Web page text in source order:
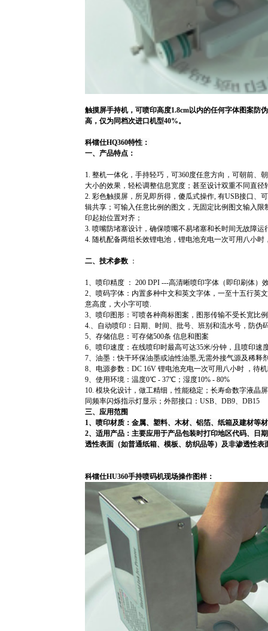
触摸屏手持机，可喷印高度1.8cm以内的任何字体图案防
高，仅为同档次进口机型40%。
科镭仕HQ360特性：
一、产品特点：
1. 整机一体化，手持轻巧，可360度任意方向，可朝前、
大小的效果，轻松调整信息宽度；甚至设计双重不同直
2. 彩色触摸屏，所见即所得，傻瓜式操作 有USB接口、
辑共享；可输入任意比例的图文，无固定比例图文输入
印起始位置对齐；
3. 喷嘴防堵塞设计，确保喷嘴不易堵塞和长时间无故障运
4. 随机配备两组长效锂电池，锂电池充电一次可用八小时
二、技术参数 ：
1 、喷印精度 ： 200 DPI ---高清晰喷印字体（即印刷体）
2 、喷码字体：内置多种中文和英文字体，一至十五行英
意高度，大小字可喷
3 、喷印图形：可喷各种商标图案，图形传输不受长宽比
4.
、自动喷印：日期、时间、批号、班别和流水号，防伪
5 、存储信息：可存储500条 信息和图案
6 、喷印速度：在线喷印时最高可达35米/分钟，且喷印速
7 、油墨：快干环保油墨或油性油墨 ,无需外接气源及稀释
8 、电源参数：DC 16V 锂电池充电一次可用八小时 ，待
9 、使用环境：温度0℃ - 37℃；湿度10% - 80%
10. 模块化设计，做工精细，性能稳定；长寿命数字液晶
同频率闪烁指示灯显示；外部接口：USB 、DB9 、DB15
三、应用范围
1、喷印材质：金属、塑料、木材、铝箔、纸箱及建材等
2、适用产品：主要应用于产品包装时打印地区代码、日
透性表面（如普通纸箱、模板、纺织品等）及非渗透性
科镭仕HU360手持喷码机现场操作图样：